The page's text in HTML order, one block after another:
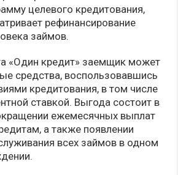
целевого кредитования,
рефинансирование
займов.
«Один кредит» заемщик может
средства, воспользовавшись
кредитования, в том числе
ставкой. Выгода состоит в
ежемесячных выплат
а также появлении
всех займов в одном